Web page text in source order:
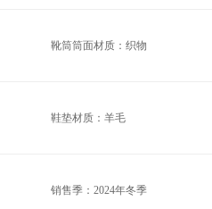
靴筒筒面材质：织物
鞋垫材质：羊毛
销售季：2024年冬季